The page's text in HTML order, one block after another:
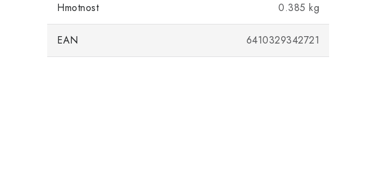
Hmotnost 0.385 kg
EAN 6410329342721